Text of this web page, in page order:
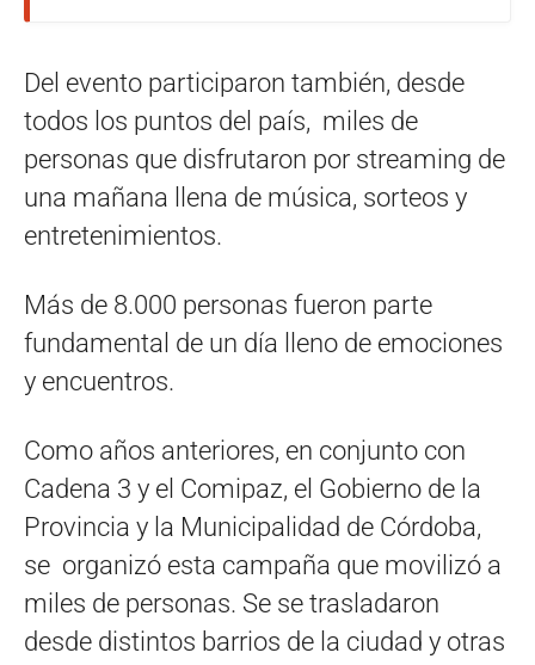
Del evento participaron también, desde
todos los puntos del país, miles de
personas que disfrutaron por streaming de
una mañana llena de música, sorteos y
entretenimientos.
Más de 8.000 personas fueron parte
fundamental de un día lleno de emociones
y encuentros.
Como años anteriores, en conjunto con
Cadena 3 y el Comipaz, el Gobierno de la
Provincia y la Municipalidad de Córdoba,
se organizó esta campaña que movilizó a
miles de personas. Se se trasladaron
desde distintos barrios de la ciudad y otras